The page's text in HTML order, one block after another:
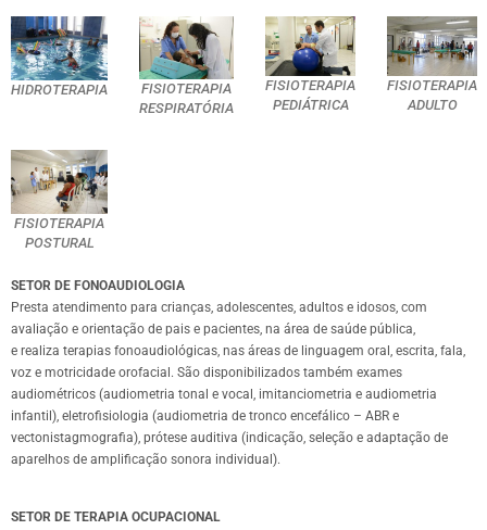
HIDROTERAPIA
FISIOTERAPIA
RESPIRATÓRIA
FISIOTERAPIA
PEDIÁTRICA
FISIOTERAPIA
ADULTO
FISIOTERAPIA
POSTURAL
SETOR DE FONOAUDIOLOGIA
Presta atendimento para crianças, adolescentes, adultos e idosos, com
avaliação e orientação de pais e pacientes, na área de saúde pública,
e realiza terapias fonoaudiológicas, nas áreas de linguagem oral, escrita, fala,
voz e motricidade orofacial. São disponibilizados também exames
audiométricos (audiometria tonal e vocal, imitanciometria e audiometria
infantil), eletrofisiologia (audiometria de tronco encefálico – ABR e
vectonistagmografia), prótese auditiva (indicação, seleção e adaptação de
aparelhos de amplificação sonora individual).
SETOR DE TERAPIA OCUPACIONAL